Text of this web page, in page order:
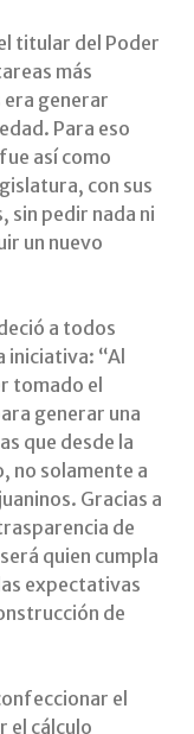
titular del Poder
más
generar
Para eso
así como
con sus
pedir nada ni
un nuevo
a todos
“Al
tomado el
generar una
que desde la
no solamente a
Gracias a
de
quien cumpla
expectativas
de
el
el cálculo